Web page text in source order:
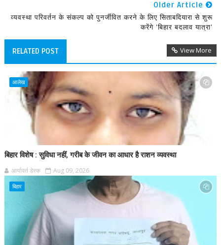
Older Article
व्यवस्था परिवर्तन के संकल्प को पुनर्जीवित करने के लिए सिताबदियारा से शुरू
करेंगे 'बिहार बदलाव यात्रा'
RELATED POST View More
आलेख
बिहार विशेष : सुविधा नहीं, गरीब के जीवन का आधार है राशन व्यवस्था
आर्यावर्त डेस्क Aug 09, 2026
बिहार